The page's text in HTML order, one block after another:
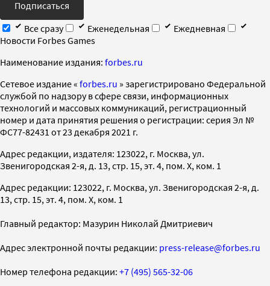
Подписаться
Все сразу
Еженедельная
Ежедневная
Новости Forbes Games
Наименование издания: forbes.ru
Cетевое издание « forbes.ru » зарегистрировано Федеральной
службой по надзору в сфере связи, информационных
технологий и массовых коммуникаций, регистрационный
номер и дата принятия решения о регистрации: серия Эл №
ФС77-82431 от 23 декабря 2021 г.
Адрес редакции, издателя: 123022, г. Москва, ул.
Звенигородская 2-я, д. 13, стр. 15, эт. 4, пом. X, ком. 1
Адрес редакции: 123022, г. Москва, ул. Звенигородская 2-я, д.
13, стр. 15, эт. 4, пом. X, ком. 1
Главный редактор: Мазурин Николай Дмитриевич
Адрес электронной почты редакции: press-release@forbes.ru
Номер телефона редакции: +7 (495) 565-32-06